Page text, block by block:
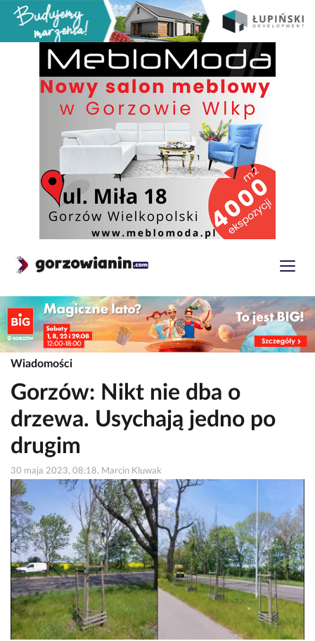
Wiadomości
Gorzów: Nikt nie dba o
drzewa. Usychają jedno po
drugim
30 maja 2023, 08:18, Marcin Kluwak